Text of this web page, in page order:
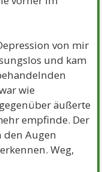
von mir
und kam
wie
äußerte
empfinde. Der
Augen
Weg,